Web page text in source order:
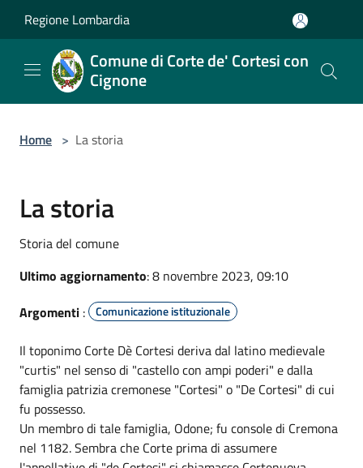
Regione Lombardia
Comune di Corte de' Cortesi con
Cignone
Home > La storia
La storia
Storia del comune
Ultimo aggiornamento: 8 novembre 2023, 09:10
Argomenti : Comunicazione istituzionale
Il toponimo Corte Dè Cortesi deriva dal latino medievale
"curtis" nel senso di "castello con ampi poderi" e dalla
famiglia patrizia cremonese "Cortesi" o "De Cortesi" di cui
fu possesso.
Un membro di tale famiglia, Odone; fu console di Cremona
nel 1182. Sembra che Corte prima di assumere